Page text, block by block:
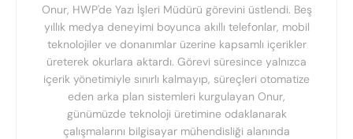
Onur, HWP'de Yazı İşleri Müdürü görevini üstlendi. Beş
yıllık medya deneyimi boyunca akıllı telefonlar, mobil
teknolojiler ve donanımlar üzerine kapsamlı içerikler
üreterek okurlara aktardı. Görevi süresince yalnızca
içerik yönetimiyle sınırlı kalmayıp, süreçleri otomatize
eden arka plan sistemleri kurgulayan Onur,
günümüzde teknoloji üretimine odaklanarak
çalışmalarını bilgisayar mühendisliği alanında